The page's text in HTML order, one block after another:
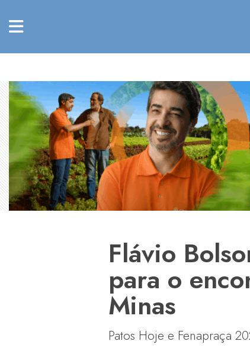
Flávio
para o
Minas
Patos Hoje e Fenapraça